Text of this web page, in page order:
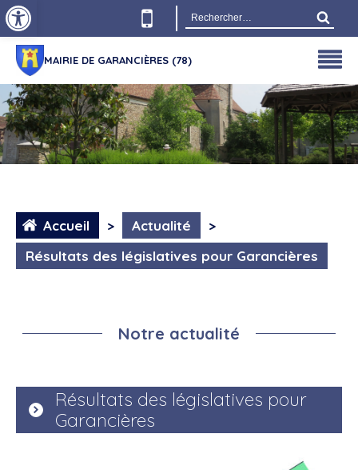
Rechercher :
MAIRIE DE GARANCIÈRES (78)
Accueil > Actualité
>
Résultats des législatives pour Garancières
Notre actualité
Résultats des législatives pour
Garancières